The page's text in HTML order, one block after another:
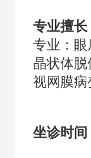
专业擅长
专业：
晶状体
视网膜
坐诊时间